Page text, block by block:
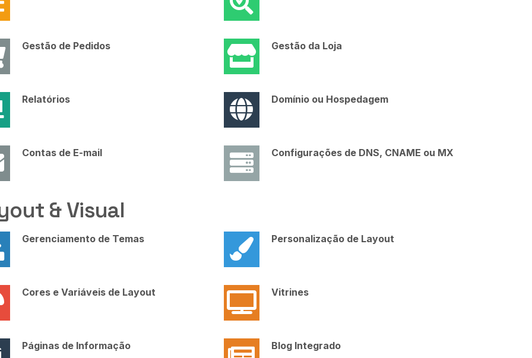
Gestão de Pedidos Gestão da Loja
Relatórios Domínio ou Hospedagem
Contas de E-mail Configurações de DNS, CNAME ou MX
& Visual
Gerenciamento de Temas Personalização de Layout
Cores e Variáveis de Layout Vitrines
Páginas de Informação Blog Integrado